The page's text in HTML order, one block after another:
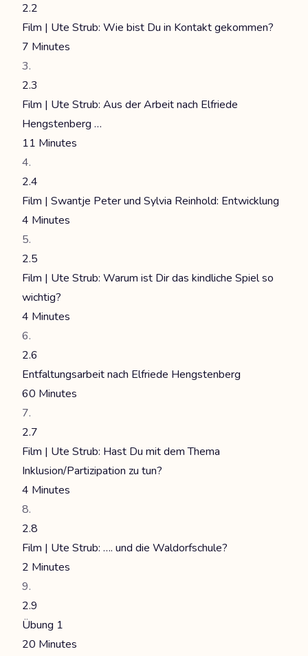
2.2
Film | Ute Strub: Wie bist Du in Kontakt gekommen?
7 Minutes
2.3
Film | Ute Strub: Aus der Arbeit nach Elfriede
Hengstenberg …
11 Minutes
2.4
Film | Swantje Peter und Sylvia Reinhold: Entwicklung
4 Minutes
2.5
Film | Ute Strub: Warum ist Dir das kindliche Spiel so
wichtig?
4 Minutes
2.6
Entfaltungsarbeit nach Elfriede Hengstenberg
60 Minutes
2.7
Film | Ute Strub: Hast Du mit dem Thema
Inklusion/Partizipation zu tun?
4 Minutes
2.8
Film | Ute Strub: …. und die Waldorfschule?
2 Minutes
2.9
Übung 1
20 Minutes